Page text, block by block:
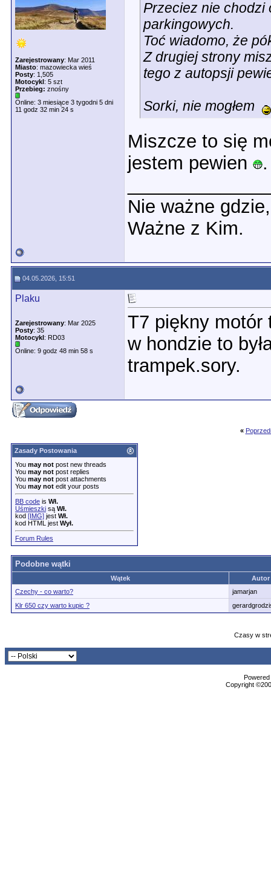
Zarejestrowany: Mar 2011
Miasto: mazowiecka wieś
Posty: 1,505
Motocykl: 5 szt
Przebieg: znośny
Online: 3 miesiące 3 tygodni 5 dni
11 godz 32 min 24 s
Przeciez nie chodzi
parkingowych.
Toć wiadomo, że
Z drugiej strony
tego z autopsji
Sorki, nie mogłem
Miszcze to się
jestem pewien
.
Nie ważne
Ważne z Kim.
04.05.2026, 15:51
Plaku
Zarejestrowany: Mar 2025
Posty: 35
Motocykl: RD03
Online: 9 godz 48 min 58 s
T7 piękny motór
w hondzie to
trampek.sory.
«
Zasady Postowania
You may not post new threads
You may not post replies
You may not post attachments
You may not edit your posts
BB code is Wł.
Uśmieszki są Wł.
kod [IMG] jest Wł.
kod HTML jest Wył.
Forum Rules
Podobne wątki
Wątek
Autor
Czechy - co warto?
jamarjan
Klr 650 czy warto kupic ?
Czasy w
Copyright